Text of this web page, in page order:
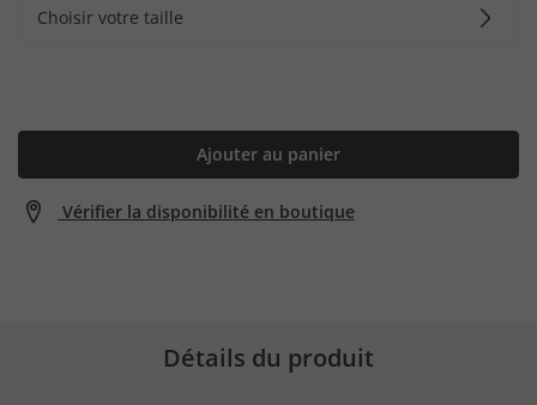
Choisir votre taille
Ajouter au panier
Vérifier la disponibilité en boutique
Détails du produit